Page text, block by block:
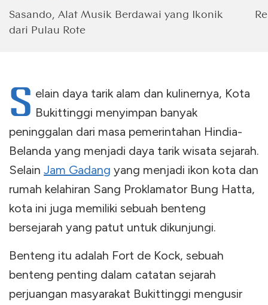
Sasando, Alat Musik Berdawai yang Ikonik
dari Pulau Rote
S elain daya tarik alam dan kulinernya, Kota
Bukittinggi menyimpan banyak
peninggalan dari masa pemerintahan Hindia-
Belanda yang menjadi daya tarik wisata sejarah.
Selain Jam Gadang yang menjadi ikon kota dan
rumah kelahiran Sang Proklamator Bung Hatta,
kota ini juga memiliki sebuah benteng
bersejarah yang patut untuk dikunjungi.
Benteng itu adalah Fort de Kock, sebuah
benteng penting dalam catatan sejarah
perjuangan masyarakat Bukittinggi mengusir